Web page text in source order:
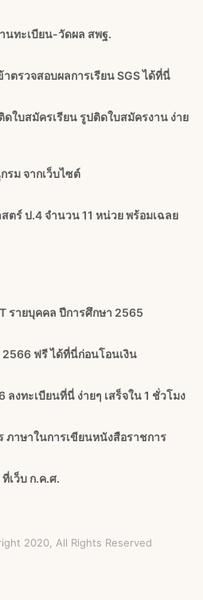
นทะเบียน-วัดผล สพฐ.
าตรวจสอบผลการเรียน SGS ได้ที่นี่
ใบสมัครเรียน รูปติดใบสมัครงาน ง่าย
รม จากเว็บไซต์
ร์ ป.4 จำนวน 11 หน่วย พร้อมเฉลย
รายบุคคล ปีการศึกษา 2565
ฟรี ได้ที่นี่ก่อนโอนเงิน
งทะเบียนที่นี่ ง่ายๆ เสร็จใน 1 ชั่วโมง
ภาษาในการเขียนหนังสือราชการ
เว็บ ก.ค.ศ.
2020, All Rights Reserved